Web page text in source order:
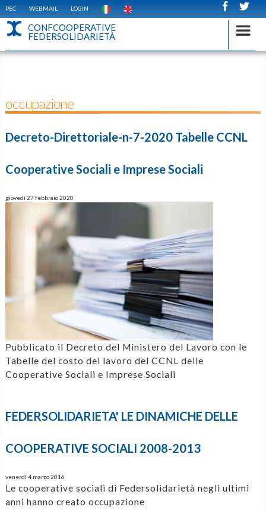
PEC WEBMAIL LOGIN
CONFCOOPERATIVE
FEDERSOLIDARIETÀ
occupazione
Decreto-Direttoriale-n-7-2020 Tabelle CCNL
Cooperative Sociali e Imprese Sociali
giovedì 27 febbraio 2020
Pubblicato il Decreto del Ministero del Lavoro con le
Tabelle del costo del lavoro del CCNL delle
Cooperative Sociali e Imprese Sociali
FEDERSOLIDARIETA' LE DINAMICHE DELLE
COOPERATIVE SOCIALI 2008-2013
venerdì 4 marzo 2016
Le cooperative sociali di Federsolidarietà negli ultimi
anni hanno creato occupazione